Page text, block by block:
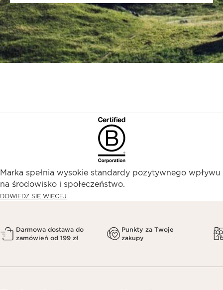
Marka spełnia wysokie standardy pozytywnego wpływu
na środowisko i społeczeństwo.​
DOWIEDZ SIĘ WIĘCEJ
Darmowa dostawa do
zamówień od 199 zł
Punkty za Twoje
zakupy